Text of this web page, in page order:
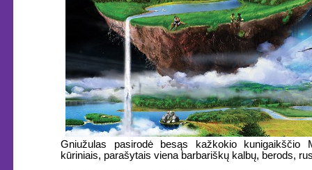
Gniužulas pasirodė besąs kažkokio kunigaikščio
kūriniais, parašytais viena barbariškų kalbų, berods,